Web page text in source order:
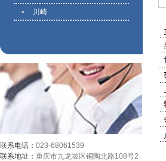
川崎
联系电话： 023-68061539
联系地址： 重庆市九龙坡区铜陶北路108号2